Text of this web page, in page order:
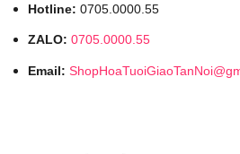
Hotline: 0705.0000.55
ZALO: 0705.0000.55
Email: